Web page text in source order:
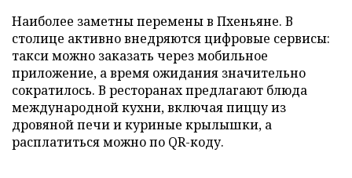
Наиболее заметны перемены в Пхеньяне. В
столице активно внедряются цифровые сервисы:
такси можно заказать через мобильное
приложение, а время ожидания значительно
сократилось. В ресторанах предлагают блюда
международной кухни, включая пиццу из
дровяной печи и куриные крылышки, а
расплатиться можно по QR-коду.